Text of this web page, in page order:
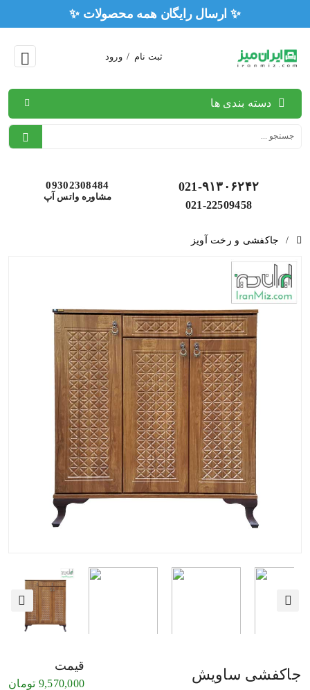
✨ ارسال رایگان همه محصولات ✨
ثبت نام / ورود
دسته بندی ها
021-۹۱۳۰۶۲۴۲
021-22509458
09302308484
مشاوره واتس آپ
/ جاکفشی و رخت آویز
جاکفشی ساویش قیمت
9,570,000 تومان